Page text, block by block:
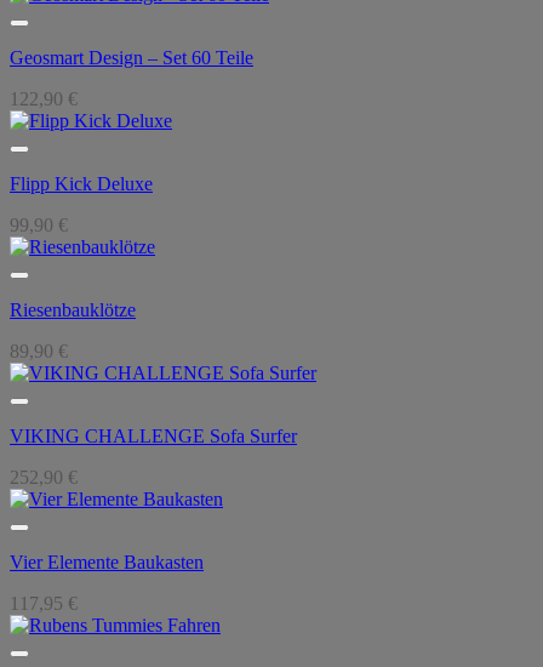
Geosmart Design – Set 60 Teile
122,90 €
Flipp Kick Deluxe
99,90 €
Riesenbauklötze
89,90 €
VIKING CHALLENGE Sofa Surfer
252,90 €
Vier Elemente Baukasten
117,95 €